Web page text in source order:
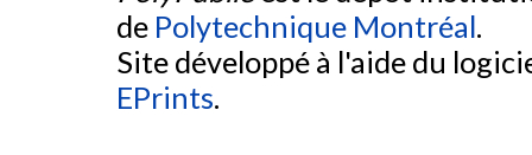
de Polytechnique Montréal.
Site développé à l'aide du
EPrints.